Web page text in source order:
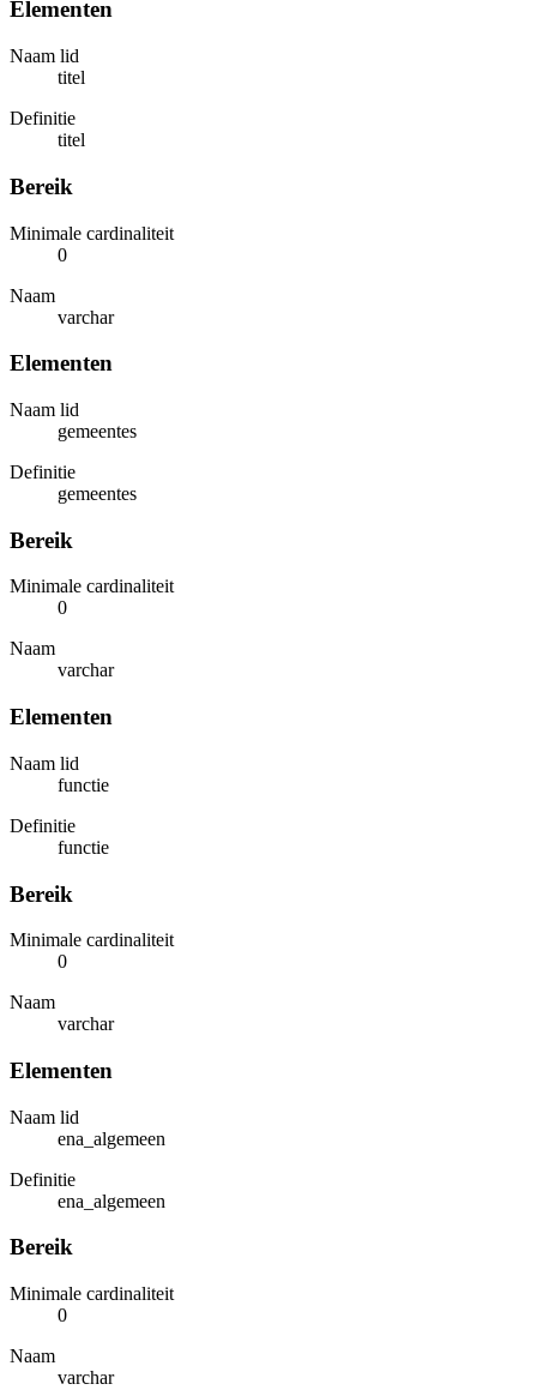
Elementen
Naam lid
titel
Definitie
titel
Bereik
Minimale cardinaliteit
0
Naam
varchar
Elementen
Naam lid
gemeentes
Definitie
gemeentes
Bereik
Minimale cardinaliteit
0
Naam
varchar
Elementen
Naam lid
functie
Definitie
functie
Bereik
Minimale cardinaliteit
0
Naam
varchar
Elementen
Naam lid
ena_algemeen
Definitie
ena_algemeen
Bereik
Minimale cardinaliteit
0
Naam
varchar